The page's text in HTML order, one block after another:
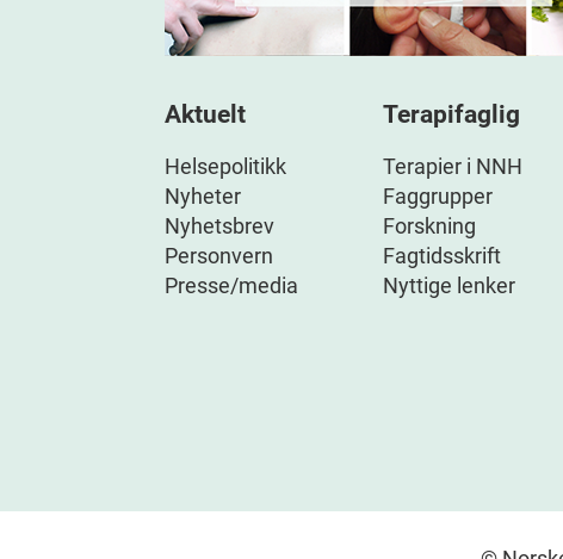
Aktuelt
Helsepolitikk
Nyheter
Nyhetsbrev
Personvern
Presse/media
Terapifaglig
Terapier i NNH
Faggrupper
Forskning
Fagtidsskrift
Nyttige lenker